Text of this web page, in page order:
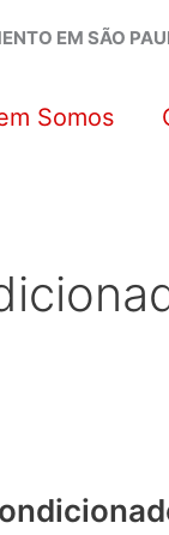
EM SÃO
Somos